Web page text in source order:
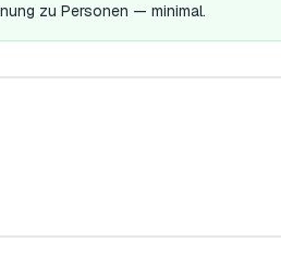
zu Personen — minimal.